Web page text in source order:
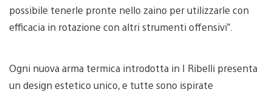
possibile tenerle pronte nello zaino per utilizzarle con
efficacia in rotazione con altri strumenti offensivi”.
Ogni nuova arma termica introdotta in I Ribelli presenta
un design estetico unico, e tutte sono ispirate